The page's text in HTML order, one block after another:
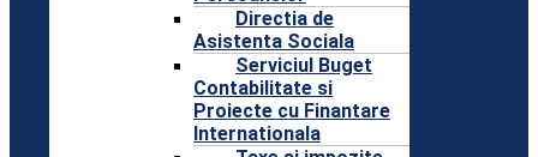
Directia de
Asistenta Sociala
Serviciul Buget
Contabilitate si
Proiecte cu Finantare
Internationala